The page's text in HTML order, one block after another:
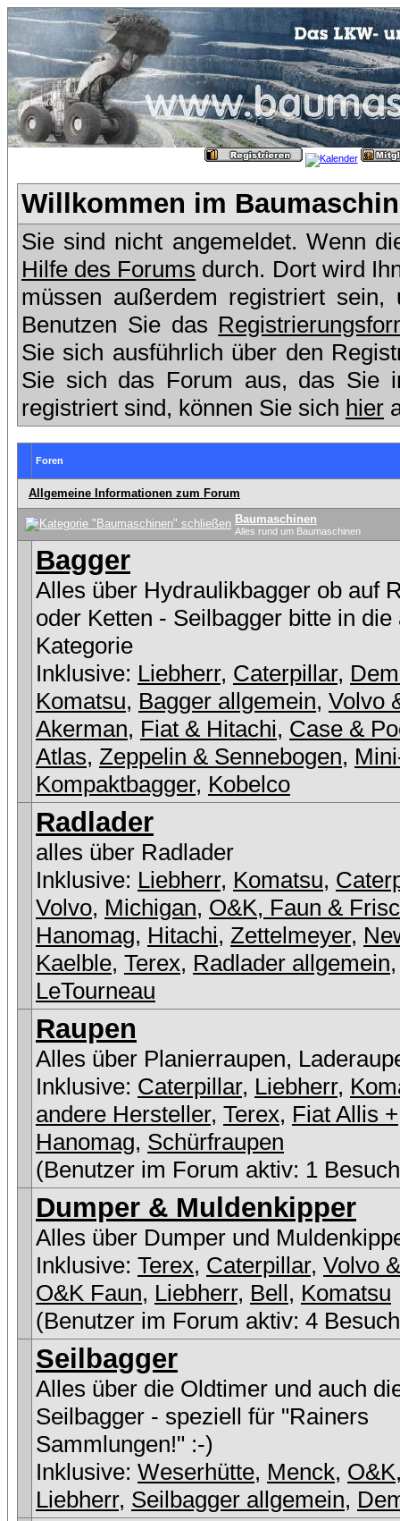
Willkommen im
Sie sind nicht angemeldet. Wenn
Hilfe des Forums durch. Dort wird
müssen außerdem registriert
Benutzen Sie das
Sie sich ausführlich über den
Sie sich das Forum aus, das Sie
registriert sind, können Sie sich hier
Foren
Allgemeine Informationen zum Forum
Baumaschinen
Alles rund um Baumaschinen
Bagger
Alles über Hydraulikbagger ob auf
oder Ketten - Seilbagger bitte in die
Kategorie
Inklusive: Liebherr, Caterpillar,
Komatsu, Bagger allgemein, Volvo
Akerman, Fiat & Hitachi, Case &
Atlas, Zeppelin & Sennebogen,
Kompaktbagger, Kobelco
Radlader
alles über Radlader
Inklusive: Liebherr, Komatsu,
Volvo, Michigan, O&K, Faun &
Hanomag, Hitachi, Zettelmeyer,
Kaelble, Terex, Radlader allgemein,
LeTourneau
Raupen
Alles über Planierraupen,
Inklusive: Caterpillar, Liebherr,
andere Hersteller, Terex, Fiat Allis +
Hanomag, Schürfraupen
(Benutzer im Forum aktiv: 1
Dumper & Muldenkipper
Alles über Dumper und
Inklusive: Terex, Caterpillar, Volvo
O&K Faun, Liebherr, Bell, Komatsu
(Benutzer im Forum aktiv: 4
Seilbagger
Alles über die Oldtimer und auch
Seilbagger - speziell für "Rainers
Sammlungen!" :-)
Inklusive: Weserhütte, Menck, O&K
Liebherr, Seilbagger allgemein,